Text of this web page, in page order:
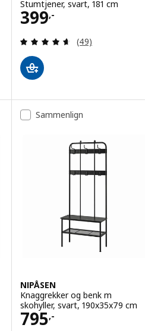
av 5 stjerner. Samlede
Stumtjener, svart, 181 cm
399,-
Pris 399,-
Gjennomgang:
(49)
Sammenlign
NIPÅSEN
Knaggrekker og benk m
skohyller, svart, 190x35x79 cm
795,-
Pris 795,-